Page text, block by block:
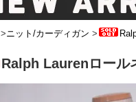
>ニット/カーディガン >
Ralph Laurenロール